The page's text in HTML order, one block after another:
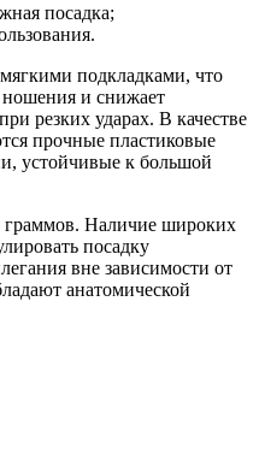
посадка;
подкладками, что
ношения и снижает
резких ударах. В качестве
прочные пластиковые
устойчивые к большой
граммов. Наличие широких
посадку
вне зависимости от
анатомической